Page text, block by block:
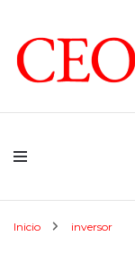
Inicio inversor